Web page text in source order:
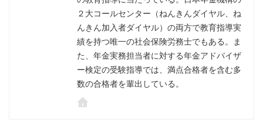
２大コールセンター（ねんきんダイヤル、ね
んきん加入者ダイヤル）の両方で教育指導実
績を持つ唯一の社会保険労務士でもある。ま
た、年金実務担当者に対する年金アドバイザ
ー検定の受験指導では、満点合格者を含む多
数の合格者を輩出している。